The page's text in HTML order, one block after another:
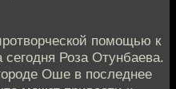
помощью к
Роза Отунбаева.
Оше в последнее